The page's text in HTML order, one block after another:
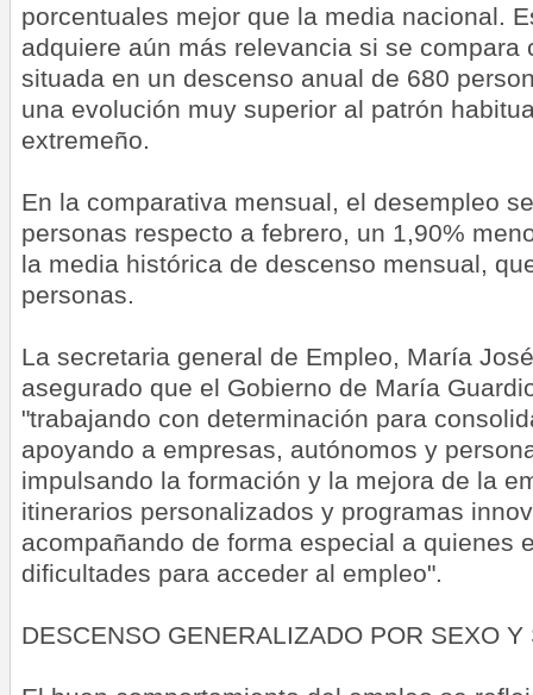
porcentuales mejor que la media nacional.
adquiere aún más relevancia si se compara
situada en un descenso anual de 680
una evolución muy superior al patrón
extremeño.
En la comparativa mensual, el desempleo
personas respecto a febrero, un 1,90%
la media histórica de descenso mensual,
personas.
La secretaria general de Empleo, María
asegurado que el Gobierno de María
"trabajando con determinación para
apoyando a empresas, autónomos y
impulsando la formación y la mejora de la
itinerarios personalizados y programas
acompañando de forma especial a quienes
dificultades para acceder al empleo".
DESCENSO GENERALIZADO POR SEXO Y